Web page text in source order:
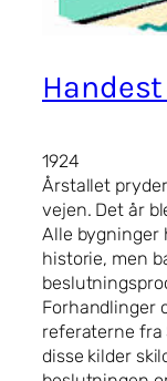
1924
Årstallet
vejen. Det år
Alle bygninger
historie, men
Forhandlinger
referaterne fra
disse kilder